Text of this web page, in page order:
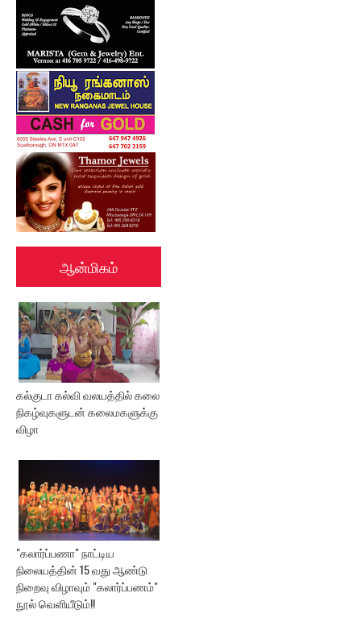
ஆன்மிகம்
கல்குடா கல்வி வலயத்தில் கலை
நிகழ்வுகளுடன் கலைமகளுக்கு
விழா
"கலார்ப்பணா" நாட்டிய
நிலையத்தின் 15 வது ஆண்டு
நிறைவு விழாவும் "கலார்ப்பணம்"
நூல் வெளியீடும்!!